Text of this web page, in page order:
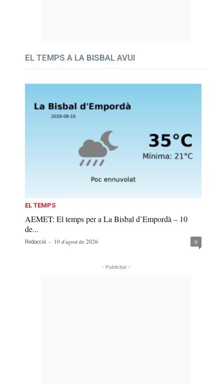
EL TEMPS A LA BISBAL AVUI
EL TEMPS
AEMET: El temps per a La Bisbal d’Empordà – 10
de...
Redacció - 10 d'agost de 2026 0
- Publicitat -